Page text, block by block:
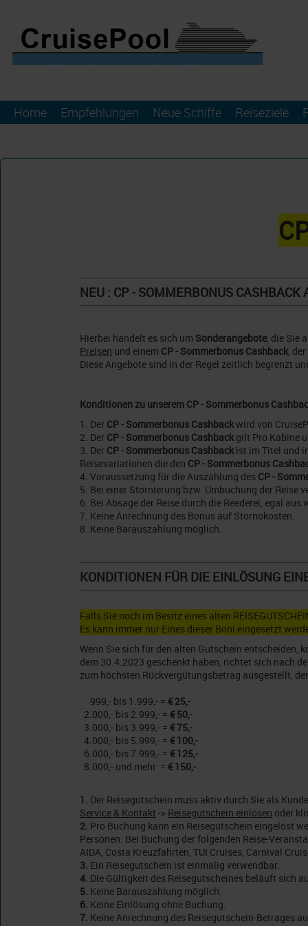
Home Empfehlungen Neue Schiffe Reiseziele
NEU : CP - SOMMERBONUS
Hierbei handelt es sich um Sonderangebote, die Sie
Preisen und einem CP - Sommerbonus Cashback,
Diese Angebote sind in der Regel zeitlich begrenzt
Konditionen zu unserem CP - Sommerbonus
1. Der CP - Sommerbonus Cashbackwird von
2. Der CP - Sommerbonus Cashbackgilt Pro Kabine
3. Der CP - Sommerbonus Cashbackist im Titel und
Reisevariationen die den CP - Sommerbonus
4. Voraussetzung für die Auszahlung des CP -
5. Bei einer Stornierung bzw. Umbuchung der Reise
6. Bei Absage der Reise durch die Reederei, egal
7. Keine Anrechnung des Bonus auf Stornokosten.
8. Keine Barauszahlung möglich.
KONDITIONEN FÜR DIE EINLÖSUNG
Falls Sie noch im Besitz eines alten
Es kann immer nur Eines dieser Boni eingesetzt
Wenn Sie sich für den alten Gutschein entscheiden,
dem 30.4.2023 geschenkt haben, richtet sich nach
zum höchsten Rückvergütungsbetrag ausgestellt,
999,- bis 1.999,- = € 25,-
2.000,- bis 2.999,- = € 50,-
3.000,- bis 3.999,- = € 75,-
4.000,- bis 5.999,- = € 100,-
6.000,- bis 7.999,- = € 125,-
8.000,- und mehr = € 150,-
1. Der Reisegutschein muss aktiv durch Sie als
Service & Kontakt -> Reisegutschein einlösen oder
2. Pro Buchung kann ein Reisegutschein eingelöst
Personen. Bei Buchung der folgenden Reise-
AIDA, Costa Kreuzfahrten, TUI Cruises, Carnival
3. Ein Reisegutschein ist einmalig verwendbar.
4. Die Gültigkeit des Reisegutscheines beläuft sich
5. Keine Barauszahlung möglich.
6. Keine Einlösung ohne Buchung.
7. Keine Anrechnung des Reisegutschein-Betrages